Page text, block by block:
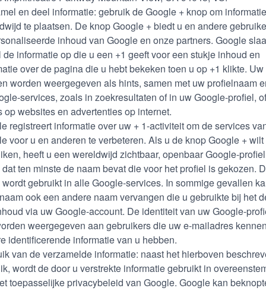
en deel informatie: gebruik de Google + knop om informatie
te plaatsen. De knop Google + biedt u en andere
inhoud van Google en onze partners. Google
de informatie op die u een +1 geeft voor een stukje inhoud en
over de pagina die u hebt bekeken toen u op +1 klikte. Uw
worden weergegeven als hints, samen met uw profielnaam
services, zoals in zoekresultaten of in uw Google-profiel, of
op websites en advertenties op internet.
registreert informatie over uw + 1-activiteit om de services
voor u en anderen te verbeteren. Als u de knop Google + wilt
heeft u een wereldwijd zichtbaar, openbaar Google-profiel
ten minste de naam bevat die voor het profiel is gekozen.
gebruikt in alle Google-services. In sommige gevallen
ook een andere naam vervangen die u gebruikte bij het
via uw Google-account. De identiteit van uw Google-
weergegeven aan gebruikers die uw e-mailadres
identificerende informatie van u hebben.
van de verzamelde informatie: naast het hierboven
wordt de door u verstrekte informatie gebruikt in
toepasselijke privacybeleid van Google. Google kan